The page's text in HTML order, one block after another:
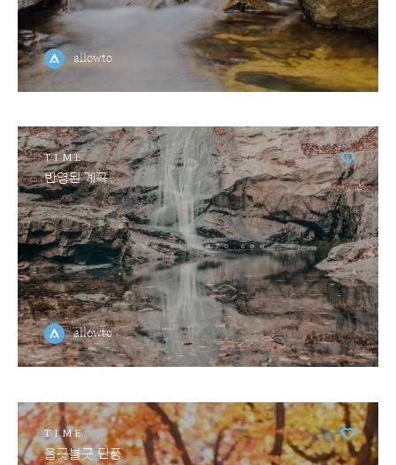
allowto
TIME
반영된 계곡
allowto
TIME
울긋불긋 단풍